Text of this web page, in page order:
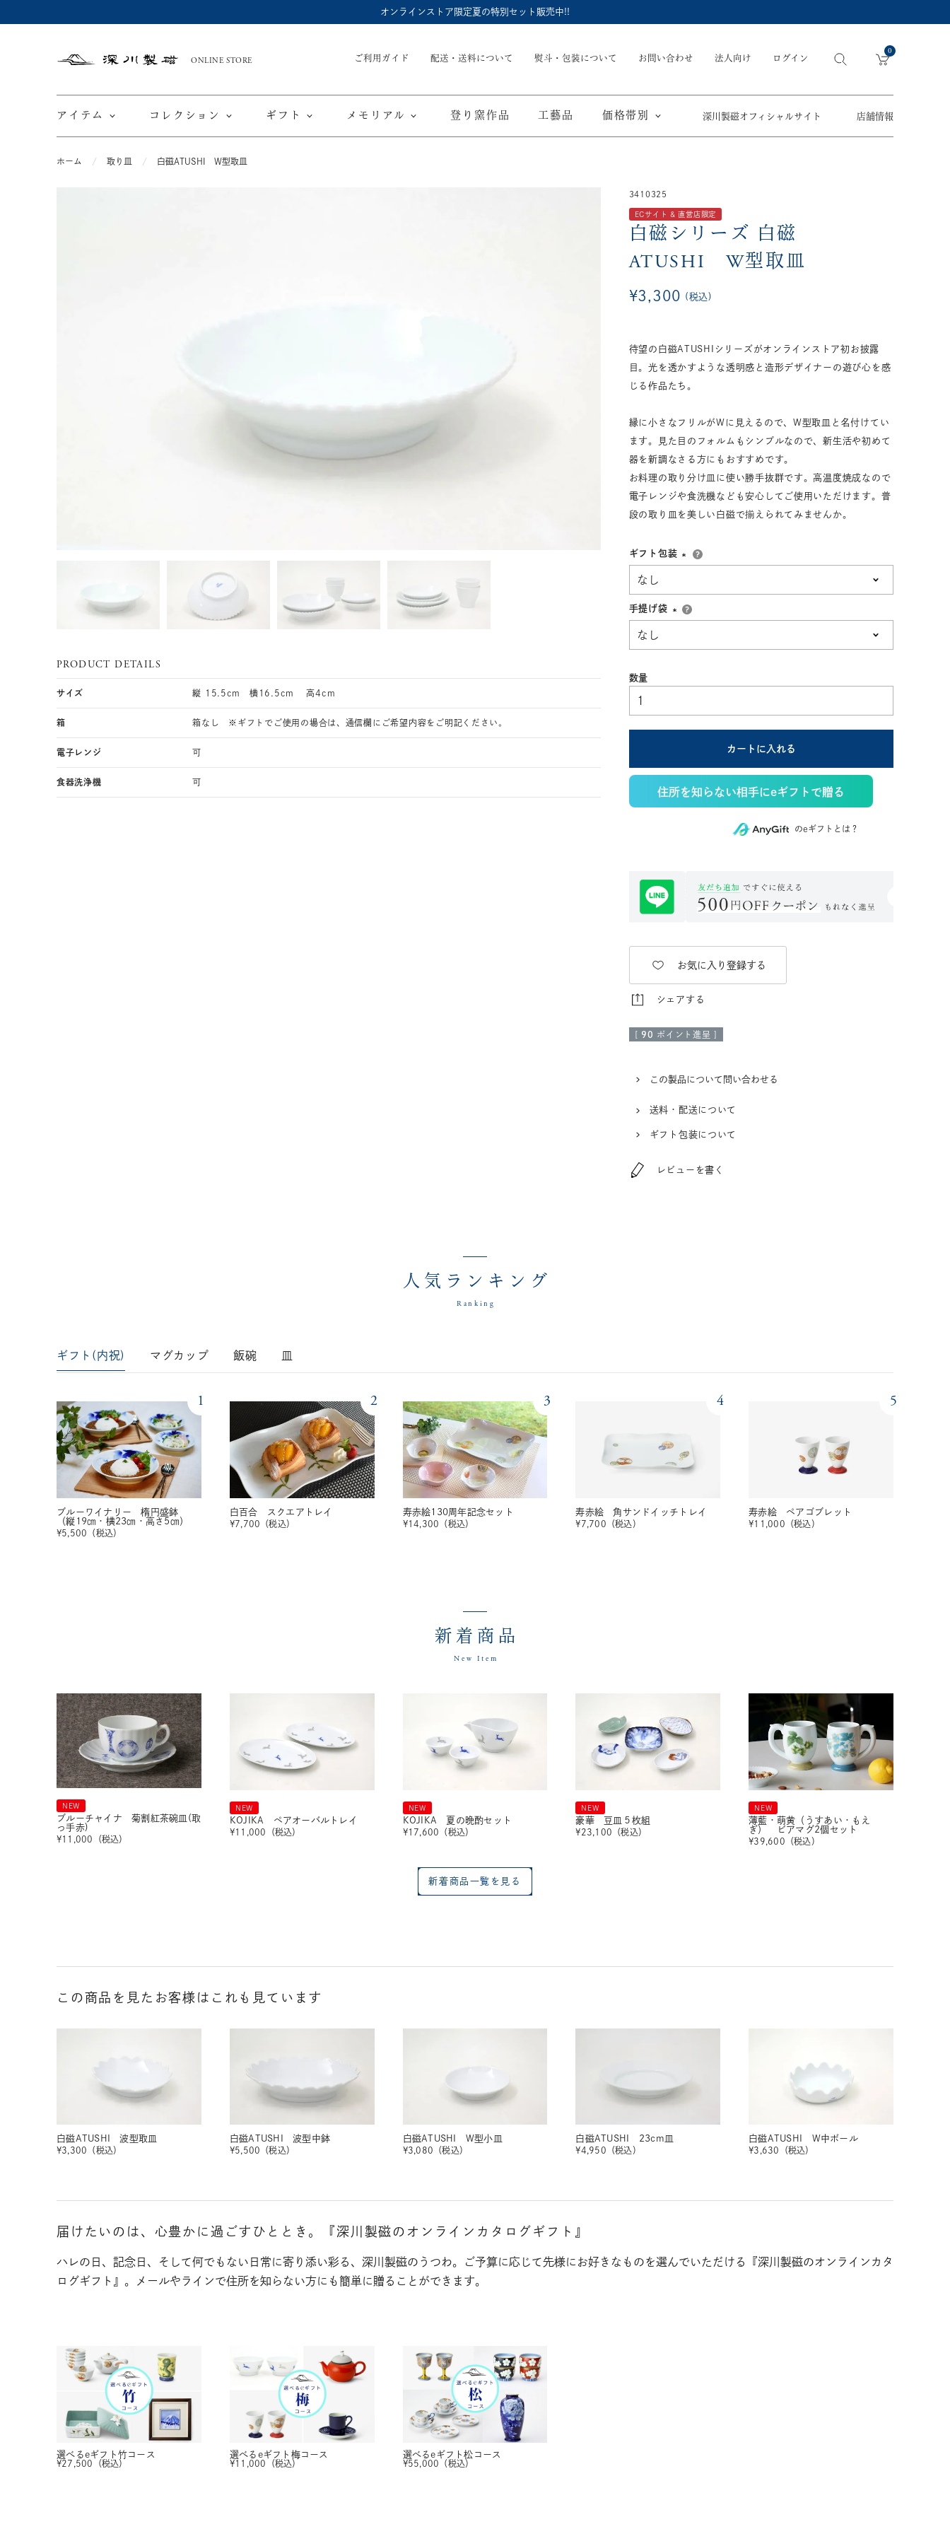
オンラインストア限定夏の特別セット販売中!!
深
ONLINE STORE ご利用ガイド 配送・送料について 熨斗・包装について お問い合わせ 法人向け ログイン
0
アイテム
ポット／急須／土瓶
ボンボニエール
コレクション
オツカレサマ、
ワタシ
動物モチーフ
ギフト
節目の御祝
eギフト
メモリアル 登り窯作品 工藝品 価格帯別
5,501円～11,000円
55,001円(税込)以上
深川製磁オフィシャルサイト 店舗情報
ホーム 取り皿 白磁ATUSHI W型取皿
PRODUCT DETAILS
サイズ 縦 15.5cm 横16.5cm 高4cm
箱 箱なし ※ギフトでご使用の場合は、通信欄にご希望内容をご明記ください。
電子レンジ 可
食器洗浄機 可
3410325
ECサイト & 直営店限定
白磁シリーズ 白磁
ATUSHI W型取皿
¥3,300 税込
待望の白磁ATUSHIシリーズがオンラインストア初お披露
目。光を透かすような透明感と造形デザイナーの遊び心を感
じる作品たち。
縁に小さなフリルがWに見えるので、W型取皿と名付けてい
ます。見た目のフォルムもシンプルなので、新生活や初めて
器を新調なさる方にもおすすめです。
お料理の取り分け皿に使い勝手抜群です。高温度焼成なので
電子レンジや食洗機なども安心してご使用いただけます。普
段の取り皿を美しい白磁で揃えられてみませんか。
ギフト包装
手提げ袋
カートに入れる
住所を知らない相手にeギフトで贈る
のeギフトとは？
お気に入り登録する
シェアする
90 ポイント進呈 ]
この製品について問い合わせる
送料・配送について
ギフト包装について
レビューを書く
人気ランキング
Ranking
ギフト(内祝) マグカップ 飯碗 皿
1
ブルーワイナリー 楕円盛鉢
（縦19㎝・横23㎝・高さ5㎝）
¥5,500 （税込）
2
白百合 スクエアトレイ
¥7,700 （税込）
3
寿赤絵130周年記念セット
¥14,300 （税込）
4
寿赤絵 角サンドイッチトレイ
¥7,700 （税込）
5
寿赤絵 ペアゴブレット
¥11,000 （税込）
新着商品
New Item
NEW
ブルーチャイナ 菊割紅茶碗皿(取
っ手赤)
¥11,000 （税込）
NEW
KOJIKA ペアオーバルトレイ
¥11,000 （税込）
NEW
KOJIKA 夏の晩酌セット
¥17,600 （税込）
NEW
豪華 豆皿５枚組
¥23,100 （税込）
NEW
薄藍・萌黄（うすあい・もえ
ぎ） ビアマグ2個セット
¥39,600 （税込）
新着商品一覧を見る
この商品を見たお客様はこれも見ています
白磁ATUSHI 波型取皿
¥3,300 （税込）
白磁ATUSHI 波型中鉢
¥5,500 （税込）
白磁ATUSHI W型小皿
¥3,080 （税込）
白磁ATUSHI 23cm皿
¥4,950 （税込）
白磁ATUSHI W中ボール
¥3,630 （税込）
届けたいのは、心豊かに過ごすひととき。 『深川製磁のオンラインカタログギフト』
ハレの日、記念日、そして何でもない日常に寄り添い彩る、深川製磁のうつわ。ご予算に応じて先様にお好きなものを選んでいただける『深川製磁のオンラインカタ
ログギフト』。メールやラインで住所を知らない方にも簡単に贈ることができます。
選べるeギフト 竹コース
¥27,500 （税込）
選べるeギフト 梅コース
¥11,000 （税込）
選べるeギフト松コース
¥55,000 （税込）